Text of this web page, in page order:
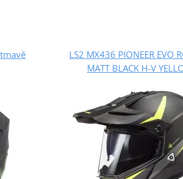
LS2 MX436 PIONEER EVO
MATT BLACK H-V